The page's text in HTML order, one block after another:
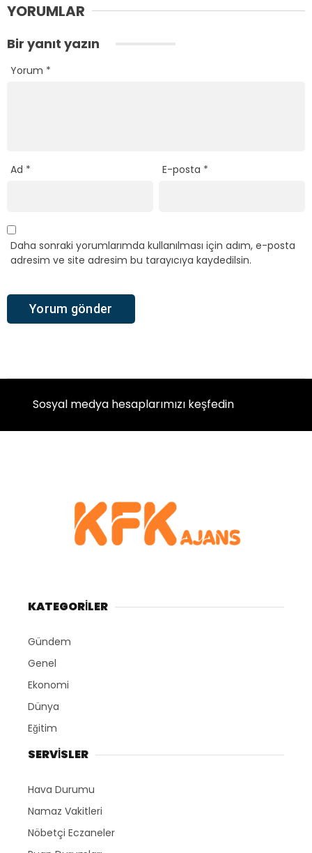
YORUMLAR
Bir yanıt yazın
Yorum *
Ad * E-posta *
Daha sonraki yorumlarımda kullanılması için adım, e-posta
adresim ve site adresim bu tarayıcıya kaydedilsin.
Sosyal medya hesaplarımızı keşfedin
KATEGORİLER
Gündem
Genel
Ekonomi
Dünya
Eğitim
SERVİSLER
Hava Durumu
Namaz Vakitleri
Nöbetçi Eczaneler